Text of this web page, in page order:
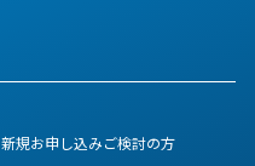
新規お申し込みご検討の方